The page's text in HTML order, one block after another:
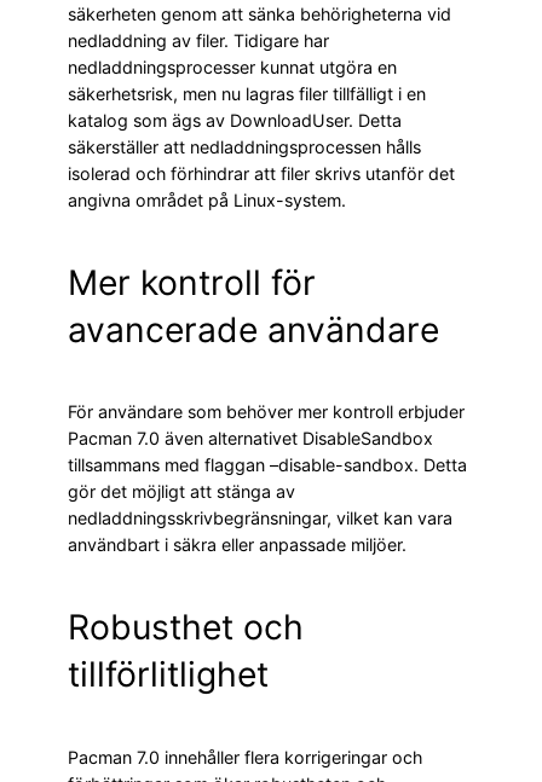
säkerheten genom att sänka behörigheterna vid
nedladdning av filer. Tidigare har
nedladdningsprocesser kunnat utgöra en
säkerhetsrisk, men nu lagras filer tillfälligt i en
katalog som ägs av DownloadUser. Detta
säkerställer att nedladdningsprocessen hålls
isolerad och förhindrar att filer skrivs utanför det
angivna området på Linux-system.
Mer kontroll för
avancerade användare
För användare som behöver mer kontroll erbjuder
Pacman 7.0 även alternativet DisableSandbox
tillsammans med flaggan –disable-sandbox. Detta
gör det möjligt att stänga av
nedladdningsskrivbegränsningar, vilket kan vara
användbart i säkra eller anpassade miljöer.
Robusthet och
tillförlitlighet
Pacman 7.0 innehåller flera korrigeringar och